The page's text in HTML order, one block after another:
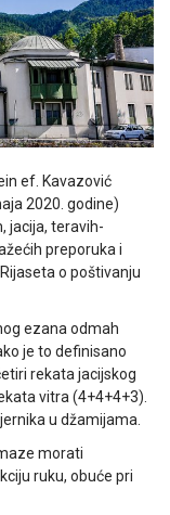
ef. Kavazović
2020. godine)
jacija, teravih-
preporuka i
o poštivanju
ezana odmah
je to definisano
rekata jacijskog
vitra (4+4+4+3).
u džamijama.
morati
ruku, obuće pri